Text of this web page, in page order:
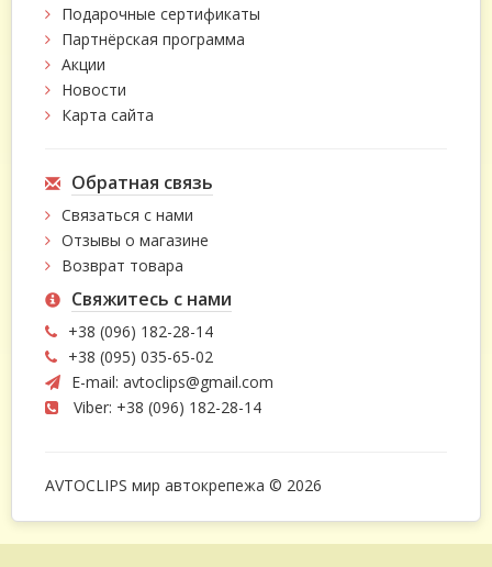
Подарочные сертификаты
Партнёрская программа
Акции
Новости
Карта сайта
Обратная связь
Связаться с нами
Отзывы о магазине
Возврат товара
Свяжитесь с нами
+38 (096) 182-28-14
+38 (095) 035-65-02
E-mail: avtoclips@gmail.com
Viber: +38 (096) 182-28-14
AVTOCLIPS мир автокрепежа © 2026